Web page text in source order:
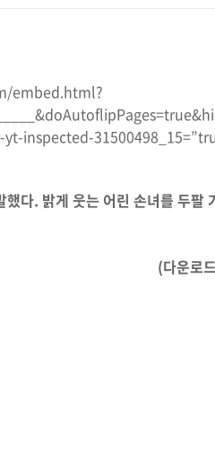
embed.html?
inspected-
다. 밝게 웃는 어린 손녀를 두팔
(다운로